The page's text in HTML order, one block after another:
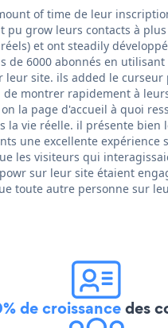
of time de leur
pu grow leurs contacts à
et ont steadily
de 6000 abonnés en
leur site. ils added le curseur
de montrer rapidement à
la page d'accueil à quoi
la vie réelle. il présente bien
une excellente expérience
les visiteurs qui
sur leur site étaient
toute autre personne sur
de croissancedes